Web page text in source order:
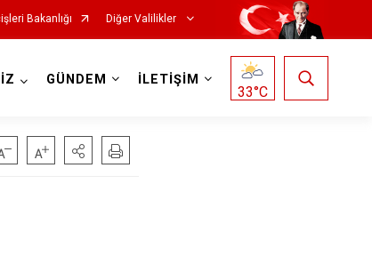
Bakanlığı Diğer Valilikler
GÜNDEM İLETİŞİM
33°C